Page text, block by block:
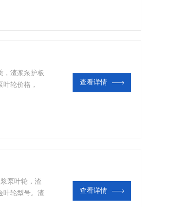
，渣浆泵护板
轮价格，
大冲击载荷的
查看详情
泵叶轮，渣
叶轮型号。渣
查看详情